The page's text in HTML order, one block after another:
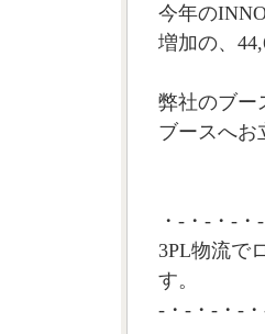
今年の
増加の、
弊社のブー
ブースへお
・-・-・-
3PL物流で
す。
-・-・-・-